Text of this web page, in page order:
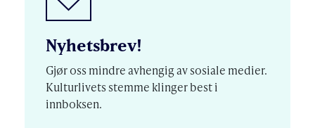
Nyhetsbrev!
Gjør oss mindre avhengig av sosiale medier.
Kulturlivets stemme klinger best i
innboksen.